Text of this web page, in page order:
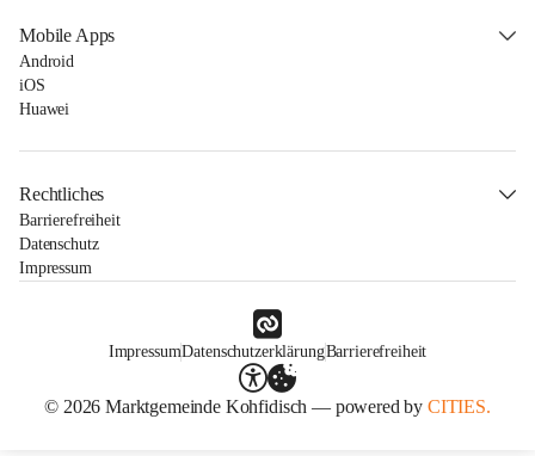
Mobile Apps
Android
iOS
Huawei
Rechtliches
Barrierefreiheit
Datenschutz
Impressum
ImpressumDatenschutzerklärungBarrierefreiheit
© 2026 Marktgemeinde Kohfidisch — powered by CITIES.